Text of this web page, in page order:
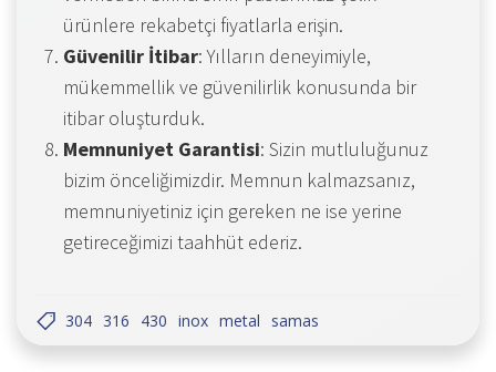
ürünlere rekabetçi fiyatlarla erişin.
Güvenilir İtibar: Yılların deneyimiyle,
mükemmellik ve güvenilirlik konusunda bir
itibar oluşturduk.
Memnuniyet Garantisi: Sizin mutluluğunuz
bizim önceliğimizdir. Memnun kalmazsanız,
memnuniyetiniz için gereken ne ise yerine
getireceğimizi taahhüt ederiz.
304 316 430 inox metal samas